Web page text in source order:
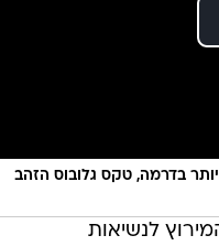
בדרמה, טקס גלובוס הזהב
לנשיאות